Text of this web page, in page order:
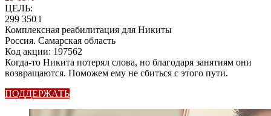
ЦЕЛЬ:
299 350 i
Комплексная реабилитация для Никиты
Россия. Самарская область
Код акции: 197562
Когда-то Никита потерял слова, но благодаря занятиям они
возвращаются. Поможем ему не сбиться с этого пути.
ПОДДЕРЖАТЬ